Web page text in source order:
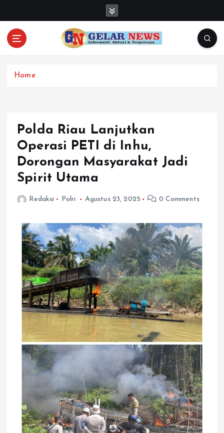
Home
Polda Riau Lanjutkan
Operasi PETI di Inhu,
Dorongan Masyarakat Jadi
Spirit Utama
Redaksi Polri Agustus 23, 2025 0 Comments